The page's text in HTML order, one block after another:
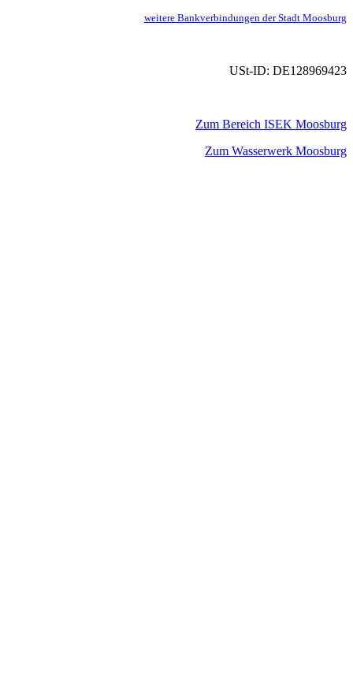
weitere Bankverbindungen der Stadt Moosburg
USt-ID: DE128969423
Zum Bereich ISEK Moosburg
Zum Wasserwerk Moosburg